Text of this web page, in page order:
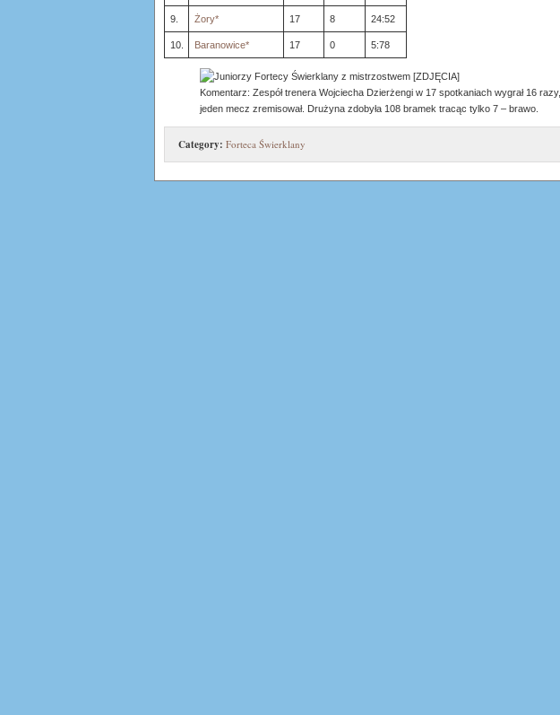
9. Żory* 17 8 24:52
10. Baranowice* 17 0 5:78
Komentarz: Zespół trenera Wojciecha Dzierżengi w 17 spotkaniach wygrał 16 razy,
jeden mecz zremisował. Drużyna zdobyła 108 bramek tracąc tylko 7 – brawo.
Category: Forteca Świerklany